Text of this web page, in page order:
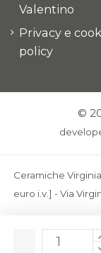
Valentino
Privacy e
policy
©
Ceramiche
euro i.v.] - Via
C.F. e P.IVA: